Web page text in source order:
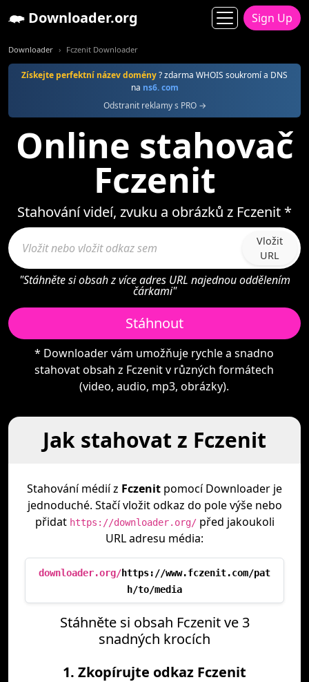
Downloader.org Sign Up
Downloader Fczenit Downloader
Získejte perfektní název domény? zdarma WHOIS soukromí a DNS
na ns6. com
Odstranit reklamy s PRO →
Online stahovač
Fczenit
Stahování videí, zvuku a obrázků z Fczenit *
Vložit
URL
"Stáhněte si obsah z více adres URL najednou oddělením
čárkami"
Stáhnout
* Downloader vám umožňuje rychle a snadno
stahovat obsah z Fczenit v různých formátech
(video, audio, mp3, obrázky).
Jak stahovat z Fczenit
Stahování médií z Fczenit pomocí Downloader je
jednoduché. Stačí vložit odkaz do pole výše nebo
přidat https://downloader.org/před jakoukoli
URL adresu média:
downloader.org/https://www.fczenit.com/pat
h/to/media
Stáhněte si obsah Fczenit ve 3
snadných krocích
1. Zkopírujte odkaz Fczenit